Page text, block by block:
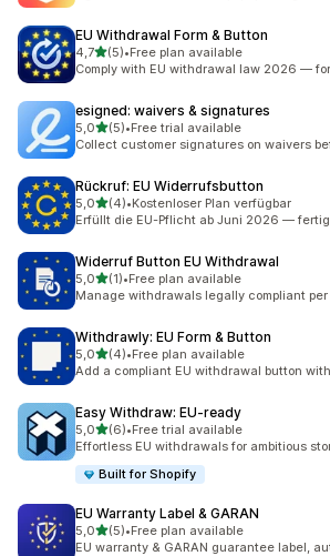
EU Withdrawal Form & Button
4,75 yıldız üzerinden
(5)
toplam 5 değerlendirme
•Free plan available
Comply with EU withdrawal law 2026 —
esigned: waivers & signatures
5,05 yıldız üzerinden
(5)
toplam 5 değerlendirme
•Free trial available
Collect customer signatures on waivers
Rückruf: EU Widerrufsbutton
5,05 yıldız üzerinden
(4)
toplam 4 değerlendirme
•Kostenloser Plan verfügbar
Erfüllt die EU-Pflicht ab Juni 2026 —
Widerruf Button EU Withdrawal
5,05 yıldız üzerinden
(1)
toplam 1 değerlendirme
•Free plan available
Manage withdrawals legally compliant
Withdrawly: EU Form & Button
5,05 yıldız üzerinden
(4)
toplam 4 değerlendirme
•Free plan available
Add a compliant EU withdrawal button
Easy Withdraw: EU‑ready
5,05 yıldız üzerinden
(6)
toplam 6 değerlendirme
•Free trial available
Effortless EU withdrawals for ambitious
Built for Shopify
EU Warranty Label & GARAN
5,05 yıldız üzerinden
(5)
toplam 5 değerlendirme
•Free plan available
EU warranty & GARAN guarantee label,